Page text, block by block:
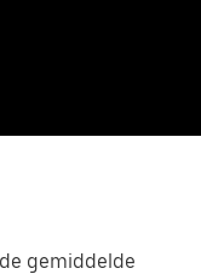
gemiddelde